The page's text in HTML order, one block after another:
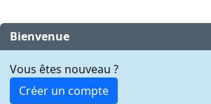
Bienvenue
Vous êtes nouveau ?
Créer un compte